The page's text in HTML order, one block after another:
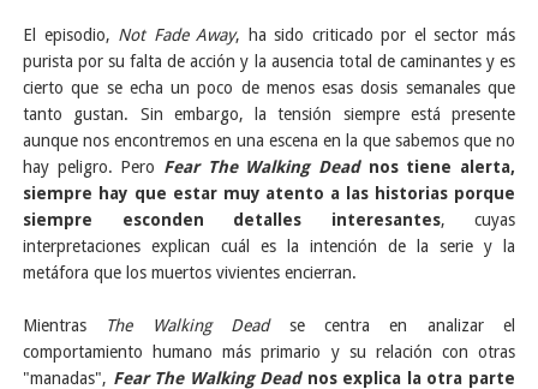
El episodio, Not Fade Away, ha sido criticado por el sector más
purista por su falta de acción y la ausencia total de caminantes y es
cierto que se echa un poco de menos esas dosis semanales que
tanto gustan. Sin embargo, la tensión siempre está presente
aunque nos encontremos en una escena en la que sabemos que no
hay peligro. Pero Fear The Walking Dead nos tiene alerta,
siempre hay que estar muy atento a las historias porque
siempre esconden detalles interesantes, cuyas
interpretaciones explican cuál es la intención de la serie y la
metáfora que los muertos vivientes encierran.
Mientras The Walking Dead se centra en analizar el
comportamiento humano más primario y su relación con otras
"manadas", Fear The Walking Deadnos explica la otra parte